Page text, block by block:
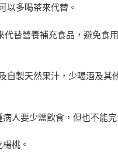
以多喝茶來代替。
代替營養補充食品，避免食
自製天然果汁，少喝酒及其
人要少鹽飲食，但也不能
桃。